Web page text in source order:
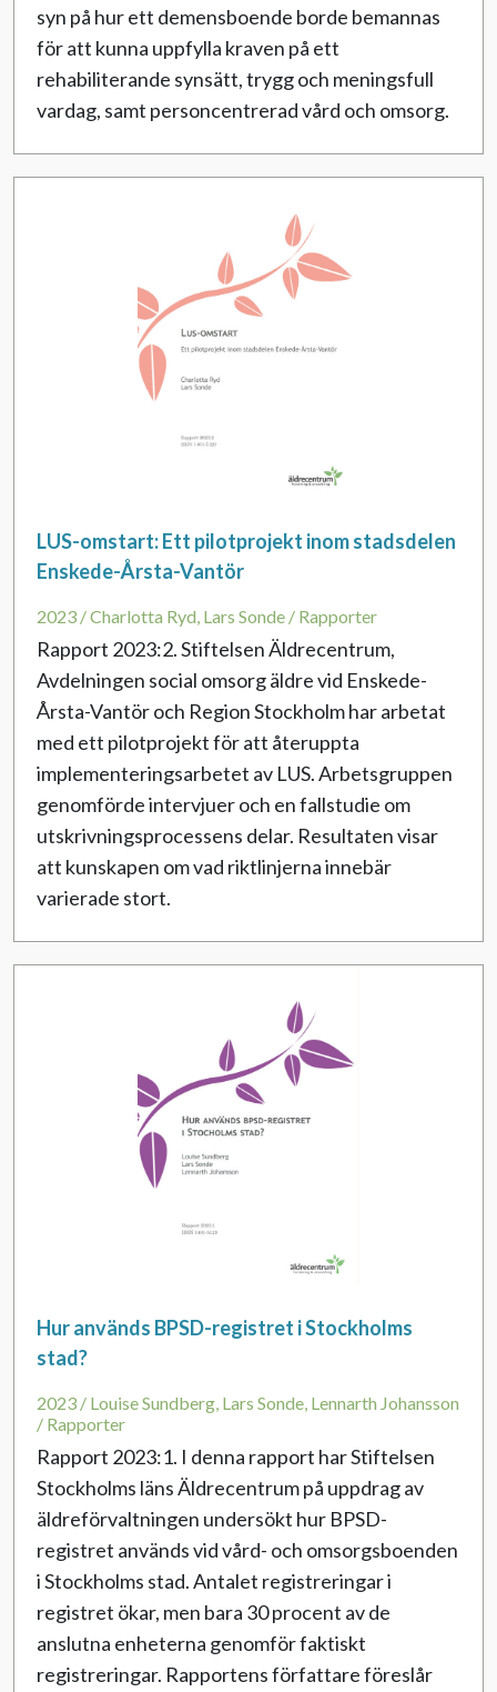
syn på hur ett demensboende borde bemannas
för att kunna uppfylla kraven på ett
rehabiliterande synsätt, trygg och meningsfull
vardag, samt personcentrerad vård och omsorg.
LUS-omstart: Ett pilotprojekt inom stadsdelen
Enskede-Årsta-Vantör
2023 / Charlotta Ryd, Lars Sonde / Rapporter
Rapport 2023:2. Stiftelsen Äldrecentrum,
Avdelningen social omsorg äldre vid Enskede-
Årsta-Vantör och Region Stockholm har arbetat
med ett pilotprojekt för att återuppta
implementeringsarbetet av LUS. Arbetsgruppen
genomförde intervjuer och en fallstudie om
utskrivningsprocessens delar. Resultaten visar
att kunskapen om vad riktlinjerna innebär
varierade stort.
Hur används BPSD-registret i Stockholms
stad?
2023 / Louise Sundberg, Lars Sonde, Lennarth Johansson
/ Rapporter
Rapport 2023:1. I denna rapport har Stiftelsen
Stockholms läns Äldrecentrum på uppdrag av
äldreförvaltningen undersökt hur BPSD-
registret används vid vård- och omsorgsboenden
i Stockholms stad. Antalet registreringar i
registret ökar, men bara 30 procent av de
anslutna enheterna genomför faktiskt
registreringar. Rapportens författare föreslår